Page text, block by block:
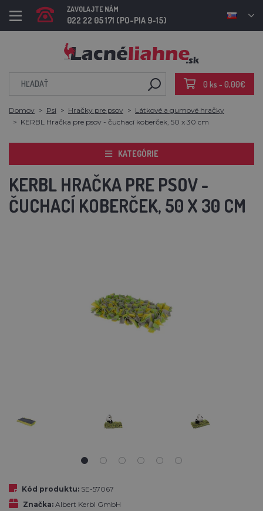
ZAVOLAJTE NÁM
022 22 05 171 (PO-PIA 9-15)
0 ks - 0,00€
Domov Psi Hračky pre psov
Látkové a gumové hračky
KERBL Hračka pre psov - čuchací koberček, 50 x 30 cm
KATEGÓRIE
KERBL HRAČKA PRE PSOV -
ČUCHACÍ KOBERČEK, 50 X 30 CM
Kód produktu: SE-57067
Značka: Albert Kerbl GmbH